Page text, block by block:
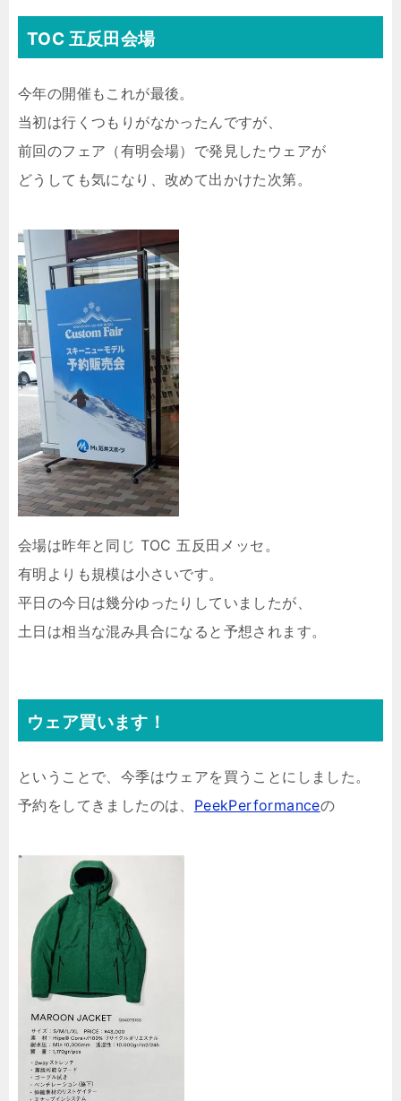
TOC 五反田会場
今年の開催もこれが最後。
当初は行くつもりがなかったんですが、
前回のフェア（有明会場）で発見したウェアが
どうしても気になり、改めて出かけた次第。
会場は昨年と同じ TOC 五反田メッセ。
有明よりも規模は小さいです。
平日の今日は幾分ゆったりしていましたが、
土日は相当な混み具合になると予想されます。
ウェア買います！
ということで、今季はウェアを買うことにしました。
予約をしてきましたのは、 PeekPerformanceの